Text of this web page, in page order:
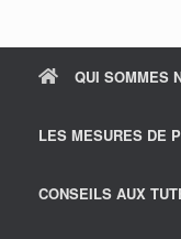
QUI SOMMES
LES MESURES DE
CONSEILS AUX